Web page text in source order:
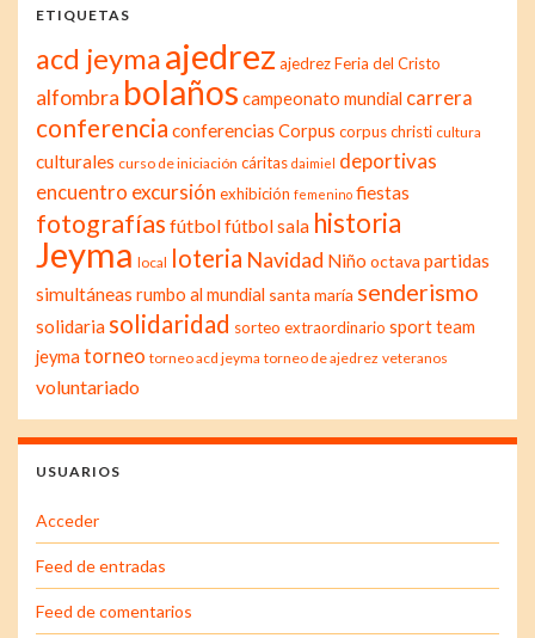
ETIQUETAS
acd jeymaajedrez ajedrez Feria del Cristo
alfombra bolaños campeonato mundial carrera
conferencia conferencias Corpus corpus christi cultura
culturales curso de iniciación cáritas daimiel deportivas
encuentro excursión exhibición femenino fiestas
fotografías fútbolfútbol sala historia
Jeyma local loteria Navidad Niño octava partidas
simultáneas rumbo al mundial santa maría senderismo
solidariasolidaridad sorteo extraordinario sport team
jeyma torneo torneo acd jeyma torneo de ajedrez veteranos
voluntariado
USUARIOS
Acceder
Feed de entradas
Feed de comentarios